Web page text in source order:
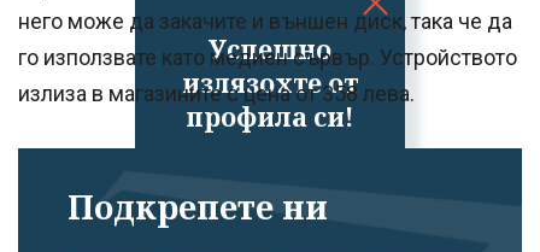
Успешно
излязохте от
профила си!
него може да закачите и външен диск, така че да
го използвате като медиен сървър. Устройството
излиза в магазините сцена от 358 лева.
Подкрепете ни